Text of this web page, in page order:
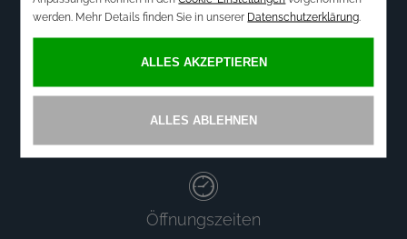
Newsletter
INFORMIERT WERDEN?
Öffnungszeiten